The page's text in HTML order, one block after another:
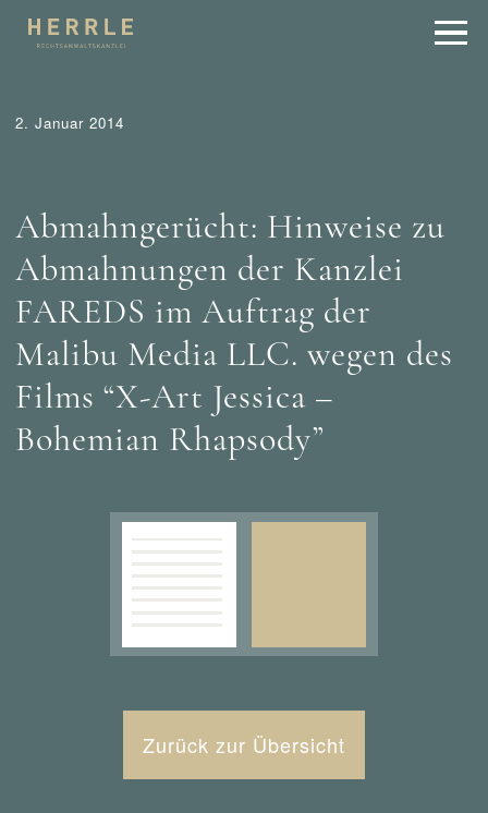
2. Januar 2014
Abmahngerücht: Hinweise zu
Abmahnungen der Kanzlei
FAREDS im Auftrag der
Malibu Media LLC. wegen des
Films “X-Art Jessica –
Bohemian Rhapsody”
Zurück zur Übersicht